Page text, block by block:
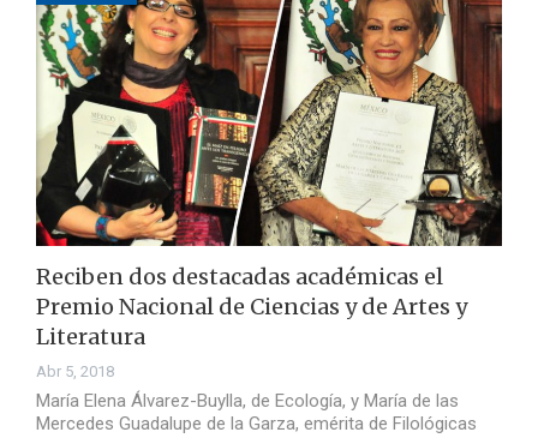
Reciben dos destacadas académicas el
Premio Nacional de Ciencias y de Artes y
Literatura
Abr 5, 2018
María Elena Álvarez-Buylla, de Ecología, y María de las
Mercedes Guadalupe de la Garza, emérita de Filológicas